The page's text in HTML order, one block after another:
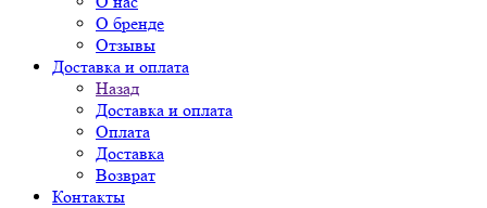
О бренде
Отзывы
Доставка и оплата
Назад
Доставка и оплата
Оплата
Доставка
Возврат
Контакты